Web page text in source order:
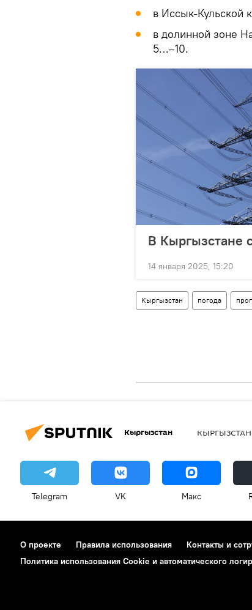
в Иссык-Кульской
в долинной зоне
5…–10.
В Кыргызстане
14 января 2025, 15:20
Кыргызстан погода
Кыргызстан КЫРГЫЗСТАН
Telegram VK Макс
О проекте Правила использования Контакты и
Политика использования Cookie и автоматического